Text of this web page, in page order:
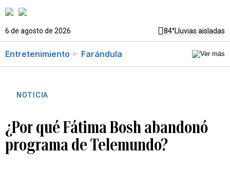
6 de agosto de 2026 84°Lluvias aisladas
Entretenimiento Farándula
NOTICIA
¿Por qué Fátima Bosh abandonó
programa de Telemundo?